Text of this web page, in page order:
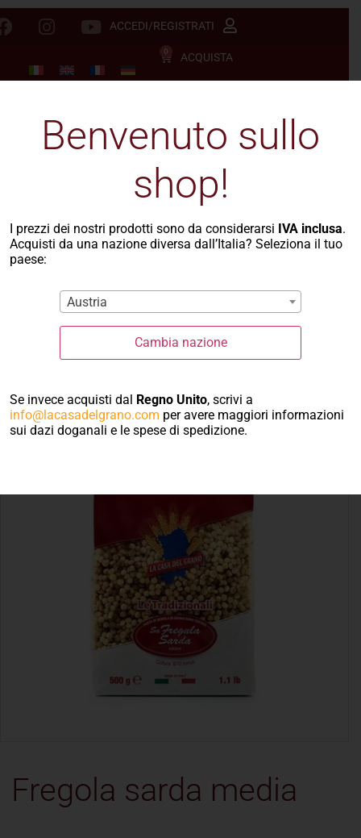
ACCEDI/REGISTRATI
0 ACQUISTA
-Sa Fregula Sarda
Fregola sarda media
Benvenuto sullo
shop!
I prezzi dei nostri prodotti sono da considerarsi IVA inclusa.
Acquisti da una nazione diversa dall’Italia? Seleziona il tuo
paese:
Austria
Cambia nazione
Se invece acquisti dal Regno Unito, scrivi a
info@lacasadelgrano.com per avere maggiori informazioni
sui dazi doganali e le spese di spedizione.